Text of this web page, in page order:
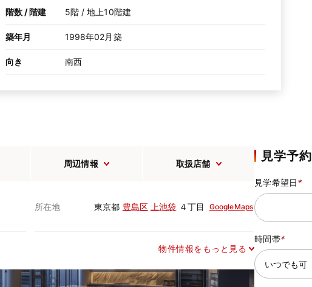
階数 / 階建 5階 / 地上10階建
築年月 1998年02月築
向き 南西
周辺情報 取扱店舗
所在地 東京都 豊島区 上池袋 ４丁目 GoogleMaps
物件情報をもっと見る
見学予約
見学希望日*
時間帯*